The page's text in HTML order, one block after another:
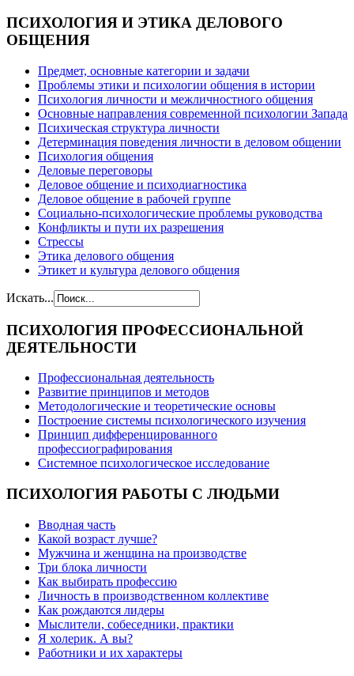
ПСИХОЛОГИЯ И ЭТИКА ДЕЛОВОГО
ОБЩЕНИЯ
Предмет, основные категории и задачи
Проблемы этики и психологии общения в истории
Психология личности и межличностного общения
Основные направления современной психологии Запада
Психическая структура личности
Детерминация поведения личности в деловом общении
Психология общения
Деловые переговоры
Деловое общение и психодиагностика
Деловое общение в рабочей группе
Cоциально-психологические проблемы руководства
Конфликты и пути их разрешения
Стрессы
Этика делового общения
Этикет и культура делового общения
Искать...
ПСИХОЛОГИЯ ПРОФЕССИОНАЛЬНОЙ
ДЕЯТЕЛЬНОСТИ
Профессиональная деятельность
Развитие принципов и методов
Методологические и теоретические основы
Построение системы психологического изучения
Принцип дифференцированного
профессиографирования
Системное психологическое исследование
ПСИХОЛОГИЯ РАБОТЫ С ЛЮДЬМИ
Вводная часть
Какой возраст лучше?
Мужчина и женщина на производстве
Три блока личности
Как выбирать профессию
Личность в производственном коллективе
Как рождаются лидеры
Мыслители, собеседники, практики
Я холерик. А вы?
Работники и их характеры